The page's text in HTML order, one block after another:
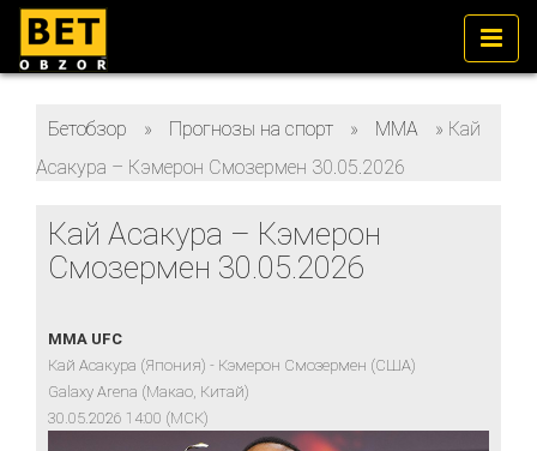
Бетобзор » Прогнозы на спорт » ММА » Кай
Асакура – Кэмерон Смозермен 30.05.2026
Кай Асакура – Кэмерон
Смозермен 30.05.2026
MMA UFC
Кай Асакура (Япония) - Кэмерон Смозермен (США)
Galaxy Arena (Макао, Китай)
30.05.2026 14:00 (МСК)